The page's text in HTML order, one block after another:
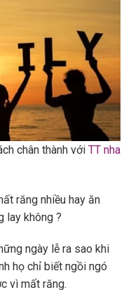
chân thành với TT nha
răng nhiều hay ăn
lay không ?
ngày lễ ra sao khi
họ chỉ biết ngồi ngó
vì mất răng.